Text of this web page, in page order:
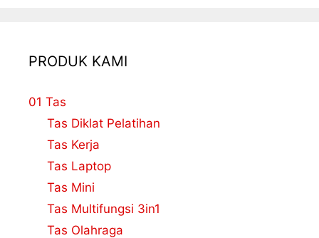
PRODUK KAMI
01 Tas
Tas Diklat Pelatihan
Tas Kerja
Tas Laptop
Tas Mini
Tas Multifungsi 3in1
Tas Olahraga